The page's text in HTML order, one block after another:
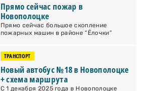
Прямо сейчас пожар в
Новополоцке
Прямо сейчас большое скопление
пожарных машин в районе “Ёлочки”
ТРАНСПОРТ
Новый автобус №18 в Новополоцке
+ схема маршрута
С 1 декабря 2025 года в Новополоцке